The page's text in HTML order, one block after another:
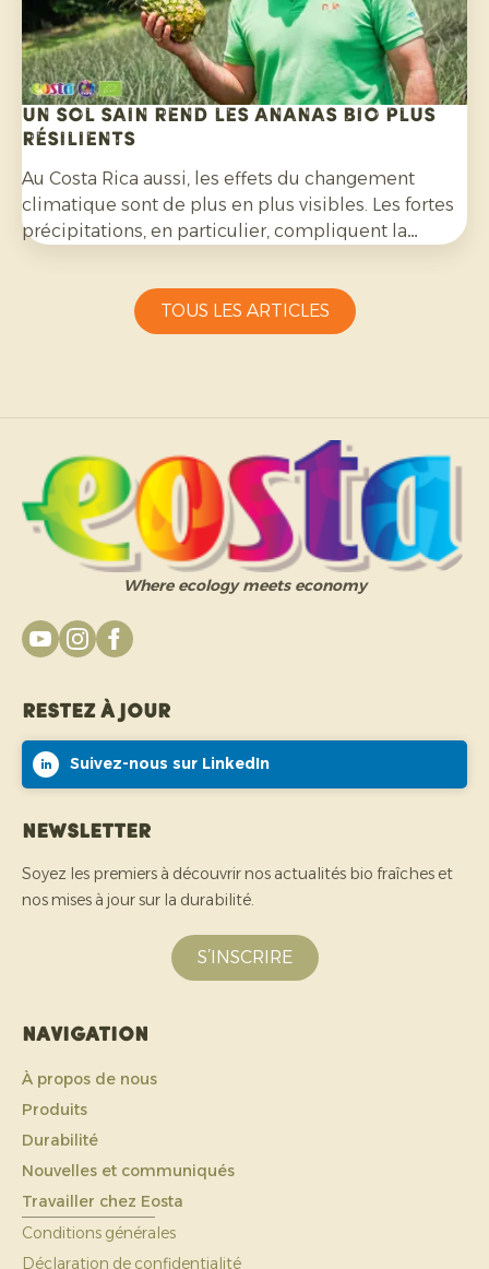
Un sol sain rend les ananas bio plus
résilients
Au Costa Rica aussi, les effets du changement
climatique sont de plus en plus visibles. Les fortes
précipitations, en particulier, compliquent la
capacité d’adaptation de la part des producteurs.
TOUS LES ARTICLES
Where ecology meets economy
Restez à jour
Suivez-nous sur LinkedIn
Newsletter
Soyez les premiers à découvrir nos actualités bio fraîches et
nos mises à jour sur la durabilité.
S’INSCRIRE
Navigation
À propos de nous
Produits
Durabilité
Nouvelles et communiqués
Travailler chez Eosta
Conditions générales
Déclaration de confidentialité